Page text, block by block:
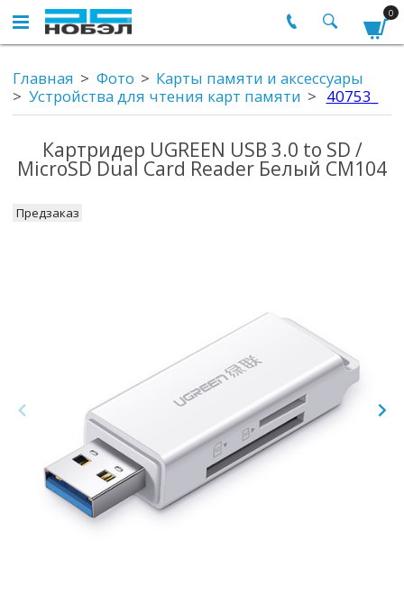
0
Главная Фото
Карты памяти и аксессуары
Устройства для чтения карт памяти
40753_
Картридер UGREEN USB 3.0 to SD /
MicroSD Dual Card Reader Белый CM104
Предзаказ